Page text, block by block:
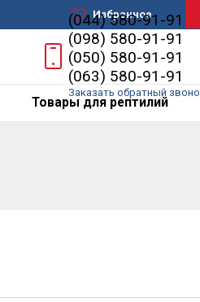
Избранное
(044) 580-91-91
(098) 580-91-91
(050) 580-91-91
(063) 580-91-91
Заказать обратный
Товары для рептилий